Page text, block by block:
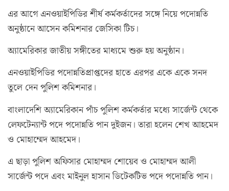
এর আগে এনওয়াইপিডির শীর্ষ কর্মকর্তাদের সঙ্গে নিয়ে পদোন্নতি
অনুষ্ঠানে আসেন কমিশনার জেসিকা টিচ।
অ্যামেরিকার জাতীয় সঙ্গীতের মাধ্যমে শুরু হয় অনুষ্ঠান।
এনওয়াইপিডির পদোন্নতিপ্রাপ্তদের হাতে এরপর একে একে সনদ
তুলে দেন পুলিশ কমিশনার।
বাংলাদেশি অ্যামেরিকান পাঁচ পুলিশ কর্মকর্তার মধ্যে সার্জেন্ট থেকে
লেফটেন্যান্ট পদে পদোন্নতি পান দুইজন। তারা হলেন শেখ আহমেদ
ও মোহাম্মেদ আহমেদ।
এ ছাড়া পুলিশ অফিসার মোহাম্মদ শোয়েব ও মোহাম্মদ আলী
সার্জেন্ট পদে এবং মাইনুল হাসান ডিটেকটিভ পদে পদোন্নতি পান।